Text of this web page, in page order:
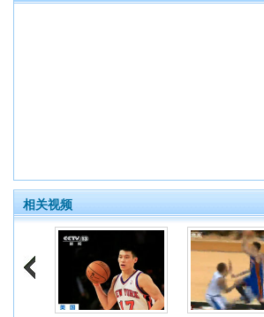
相关视频